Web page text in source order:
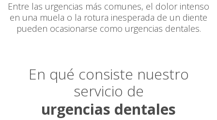
Entre las urgencias más comunes, el dolor intenso
en una muela o la rotura inesperada de un diente
pueden ocasionarse como urgencias dentales.
En qué consiste nuestro
servicio de
urgencias dentales